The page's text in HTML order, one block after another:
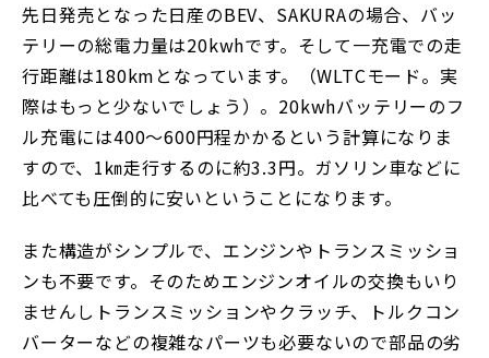
先日発売となった日産のBEV、SAKURAの場合、バッ
テリーの総電力量は20kwhです。そして一充電での走
行距離は180kmとなっています。（WLTCモード。実
際はもっと少ないでしょう）。20kwhバッテリーのフ
ル充電には400～600円程かかるという計算になりま
すので、1㎞走行するのに約3.3円。ガソリン車などに
比べても圧倒的に安いということになります。
また構造がシンプルで、エンジンやトランスミッショ
ンも不要です。そのためエンジンオイルの交換もいり
ませんしトランスミッションやクラッチ、トルクコン
バーターなどの複雑なパーツも必要ないので部品の劣